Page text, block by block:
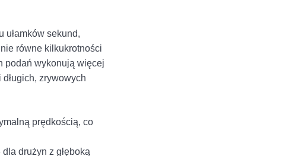
ułamków sekund,
równe kilkukrotności
podań wykonują więcej
zrywowych
prędkością, co
drużyn z głęboką